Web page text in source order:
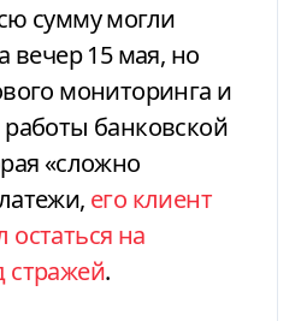
сумму могли
вечер 15 мая, но
мониторинга и
банковской
«сложно
его клиент
на
стражей.